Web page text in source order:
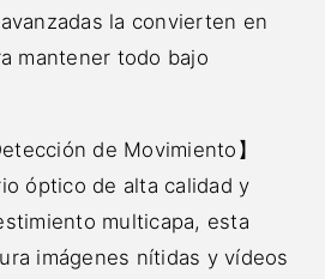
la convierten en
mantener todo bajo
de Movimiento】
óptico de alta calidad y
multicapa, esta
imágenes nítidas y vídeos